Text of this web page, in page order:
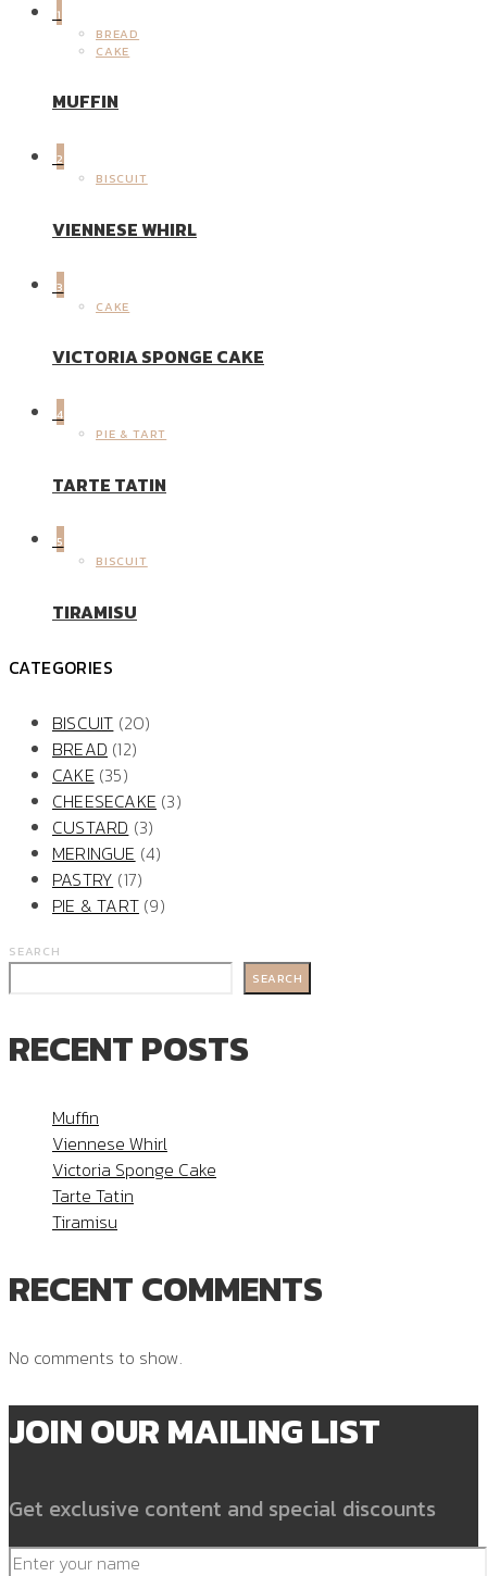
1
BREAD
CAKE
MUFFIN
2
BISCUIT
VIENNESE WHIRL
3
CAKE
VICTORIA SPONGE CAKE
4
PIE & TART
TARTE TATIN
5
BISCUIT
TIRAMISU
CATEGORIES
BISCUIT (20)
BREAD (12)
CAKE (35)
CHEESECAKE (3)
CUSTARD (3)
MERINGUE (4)
PASTRY (17)
PIE & TART (9)
SEARCH
SEARCH
RECENT POSTS
Muffin
Viennese Whirl
Victoria Sponge Cake
Tarte Tatin
Tiramisu
RECENT COMMENTS
No comments to show.
JOIN OUR MAILING LIST
Get exclusive content and special discounts